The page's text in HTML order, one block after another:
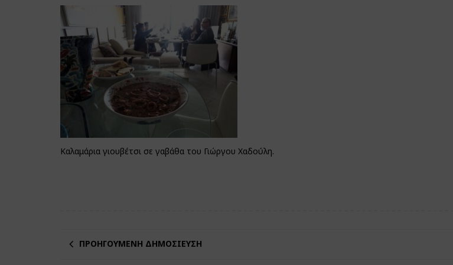
Καλαμάρια γιουβέτσι σε γαβάθα του Γιώργου Χαδούλη.
ΠΡΟΗΓΟΎΜΕΝΗ ΔΗΜΟΣΊΕΥΣΗ